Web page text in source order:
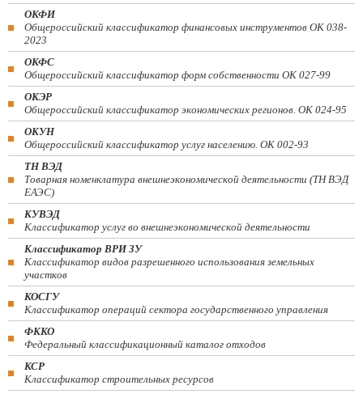
ОКФИ
Общероссийский классификатор финансовых инструментов OK 038-
2023
ОКФС
Общероссийский классификатор форм собственности ОК 027-99
ОКЭР
Общероссийский классификатор экономических регионов. ОК 024-95
ОКУН
Общероссийский классификатор услуг населению. ОК 002-93
ТН ВЭД
Товарная номенклатура внешнеэкономической деятельности (ТН ВЭД
ЕАЭС)
КУВЭД
Классификатор услуг во внешнеэкономической деятельности
Классификатор ВРИ ЗУ
Классификатор видов разрешенного использования земельных
участков
КОСГУ
Классификатор операций сектора государственного управления
ФККО
Федеральный классификационный каталог отходов
КСР
Классификатор строительных ресурсов